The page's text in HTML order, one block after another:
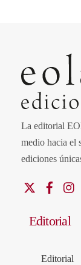
La editorial
medio hacia el
ediciones
Editorial
Editorial